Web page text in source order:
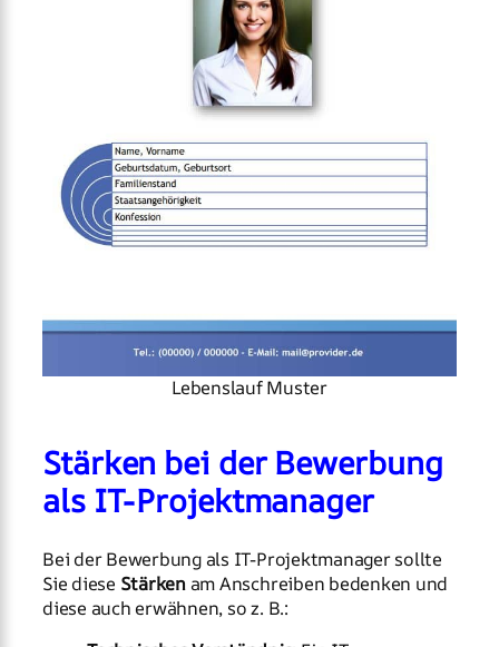
Lebenslauf Muster
Stärken bei der Bewerbung
als IT-Projektmanager
Bei der Bewerbung als IT-Projektmanager sollte
Sie diese Stärkenam Anschreiben bedenken und
diese auch erwähnen, so z. B.: